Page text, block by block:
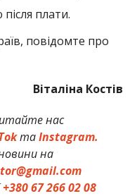
плати.
повідомте про
Віталіна Костів
нас
таInstagram.
на
+380 67 266 02 08